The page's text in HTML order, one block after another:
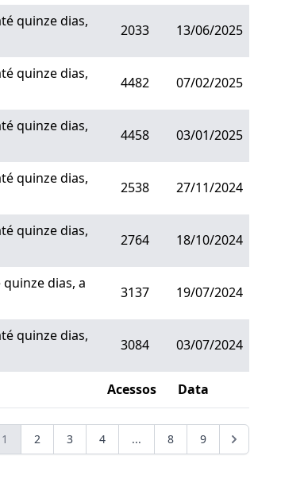
quinze dias,
2033 13/06/2025
quinze dias,
4482 07/02/2025
quinze dias,
4458 03/01/2025
quinze dias,
2538 27/11/2024
quinze dias,
2764 18/10/2024
dias, a
3137 19/07/2024
quinze dias,
3084 03/07/2024
Acessos Data
1 2 3 4 ... 8 9